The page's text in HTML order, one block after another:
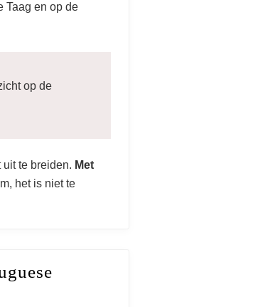
Taag en op de
op de
te breiden. Met
het is niet te